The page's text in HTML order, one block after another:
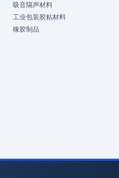
吸音隔声材料
工业包装胶粘材料
橡胶制品